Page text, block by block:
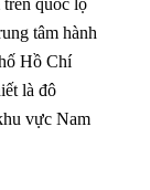
tâm hành
Hồ Chí
là đô
vực Nam